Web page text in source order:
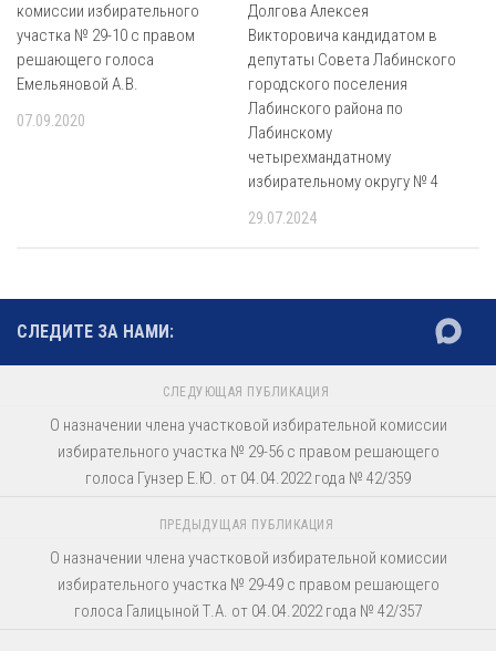
комиссии избирательного
участка № 29-10 с правом
решающего голоса
Емельяновой А.В.
07.09.2020
Долгова Алексея
Викторовича кандидатом в
депутаты Совета Лабинского
городского поселения
Лабинского района по
Лабинскому
четырехмандатному
избирательному округу № 4
29.07.2024
СЛЕДИТЕ ЗА НАМИ:
СЛЕДУЮЩАЯ ПУБЛИКАЦИЯ
О назначении члена участковой избирательной комиссии
избирательного участка № 29-56 с правом решающего
голоса Гунзер Е.Ю. от 04.04.2022 года № 42/359
ПРЕДЫДУЩАЯ ПУБЛИКАЦИЯ
О назначении члена участковой избирательной комиссии
избирательного участка № 29-49 с правом решающего
голоса Галицыной Т.А. от 04.04.2022 года № 42/357